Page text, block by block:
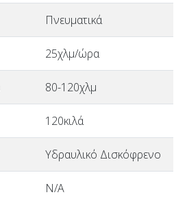
Πνευματικά
25χλμ/ώρα
80-120χλμ
120κιλά
Υδραυλικό Δισκόφρενο
N/A